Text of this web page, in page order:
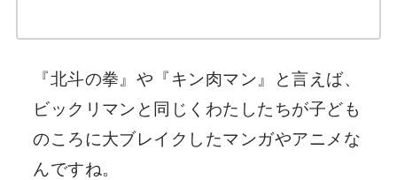
『北斗の拳』や『キン肉マン』と言えば、
ビックリマンと同じくわたしたちが子ども
のころに大ブレイクしたマンガやアニメな
んですね。